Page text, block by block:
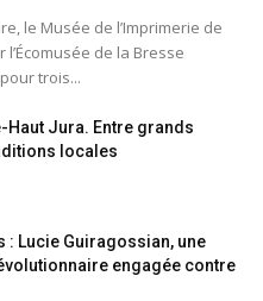
le Musée de l’Imprimerie de
de la Bresse
trois...
Haut Jura. Entre grands
locales
: Lucie Guiragossian, une
engagée contre